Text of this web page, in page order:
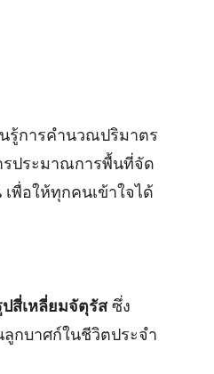
รู้การคำนวณปริมาตร
รประมาณการพื้นที่จัด
เพื่อให้ทุกคนเข้าใจได้
ปสี่เหลี่ยมจัตุรัสซึ่ง
กบาศก์ในชีวิตประจำ